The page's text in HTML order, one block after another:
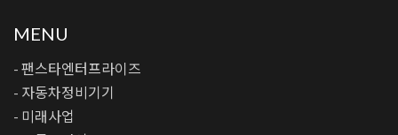
MENU
- 팬스타엔터프라이즈
- 자동차정비기기
- 미래사업